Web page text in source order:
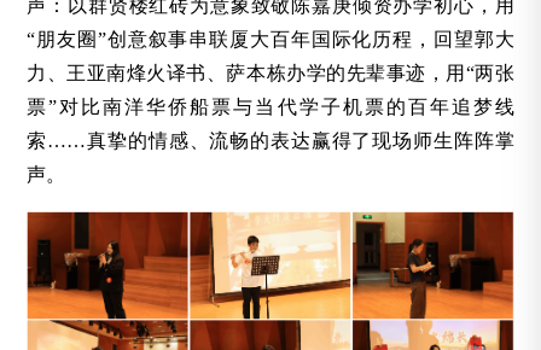
声：以群贤楼红砖为意象致敬陈嘉庚倾资办学初心，用
“朋友圈”创意叙事串联厦大百年国际化历程，回望郭大
力、王亚南烽火译书、萨本栋办学的先辈事迹，用“两张
票”对比南洋华侨船票与当代学子机票的百年追梦线
索……真挚的情感、流畅的表达赢得了现场师生阵阵掌
声。